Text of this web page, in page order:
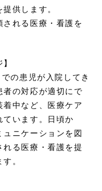
供します。
れる医療・看護を
の患児が入院してき
者の対応が適切にで
着中など、医療ケア
ています。日頃か
ニケーションを図
れる医療・看護を提
。